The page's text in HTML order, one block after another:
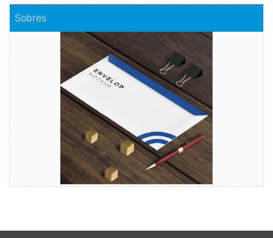
Sobres
Envuelve tu mensaje con sobres de calidad
Comprar
Comprar